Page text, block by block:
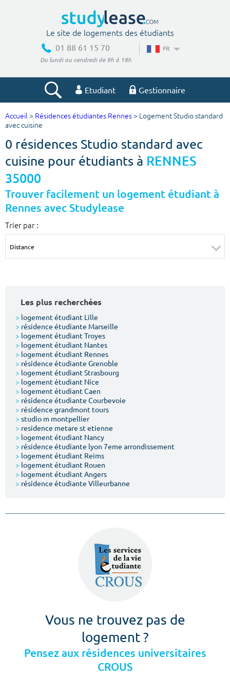
Le site de logements des étudiants
01 88 61 15 70
Du lundi au vendredi de 9h à 18h
FR
Etudiant Gestionnaire
Votre recherche
Ville, école
Budget min
€
Budget max
m² m²
Votre date d'entrée
Chercher
Accueil > Résidences étudiantes Rennes > Logement Studio standard
avec cuisine
0 résidences Studio standard avec
cuisine pour étudiants à RENNES
35000
Trouver facilement un logement étudiant à
Rennes avec Studylease
Trier par :
Les plus recherchées
> logement étudiant Lille
> résidence étudiante Marseille
> logement étudiant Troyes
> logement étudiant Nantes
> logement étudiant Rennes
> résidence étudiante Grenoble
> logement étudiant Strasbourg
> logement étudiant Nice
> logement étudiant Caen
> résidence étudiante Courbevoie
> résidence grandmont tours
> studio m montpellier
> residence metare st etienne
> logement étudiant Nancy
> résidence étudiante lyon 7eme arrondissement
> logement étudiant Reims
> logement étudiant Rouen
> logement étudiant Angers
> résidence étudiante Villeurbanne
Vous ne trouvez pas de
logement ?
Pensez aux résidences universitaires
CROUS